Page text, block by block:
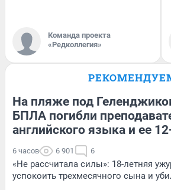
Команда проекта
«Редколлегия»
На пляже под
БПЛА погибли
английского языка и ее
6 часов 6 901 6
«Не рассчитала силы»: 18-летняя
успокоить трехмесячного сына и